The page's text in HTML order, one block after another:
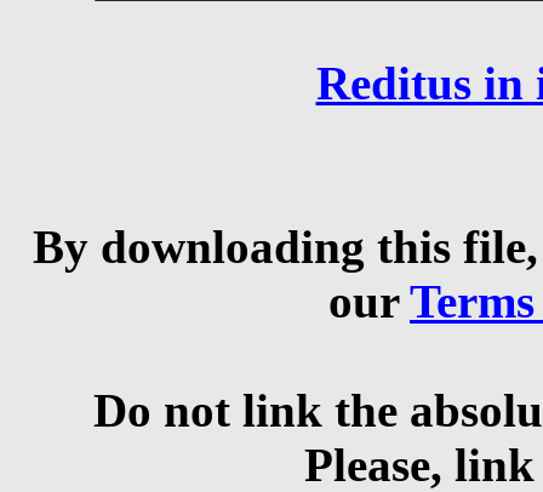
Reditus in
By downloading this
our
Do not link the
Please,